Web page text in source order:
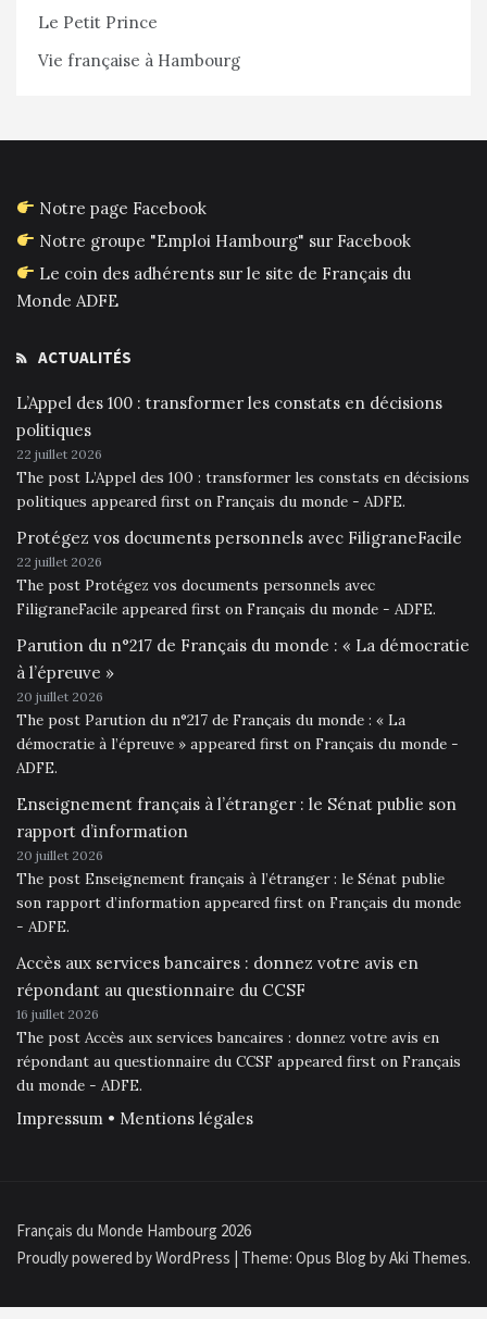
Le Petit Prince
Vie française à Hambourg
Notre page Facebook
Notre groupe "Emploi Hambourg" sur Facebook
Le coin des adhérents sur le site de Français du
Monde ADFE
ACTUALITÉS
L’Appel des 100 : transformer les constats en décisions
politiques
22 juillet 2026
The post L’Appel des 100 : transformer les constats en décisions
politiques appeared first on Français du monde - ADFE.
Protégez vos documents personnels avec FiligraneFacile
22 juillet 2026
The post Protégez vos documents personnels avec
FiligraneFacile appeared first on Français du monde - ADFE.
Parution du n°217 de Français du monde : « La démocratie
à l’épreuve »
20 juillet 2026
The post Parution du n°217 de Français du monde : « La
démocratie à l’épreuve » appeared first on Français du monde -
ADFE.
Enseignement français à l’étranger : le Sénat publie son
rapport d’information
20 juillet 2026
The post Enseignement français à l’étranger : le Sénat publie
son rapport d’information appeared first on Français du monde
- ADFE.
Accès aux services bancaires : donnez votre avis en
répondant au questionnaire du CCSF
16 juillet 2026
The post Accès aux services bancaires : donnez votre avis en
répondant au questionnaire du CCSF appeared first on Français
du monde - ADFE.
Impressum • Mentions légales
Français du Monde Hambourg 2026
Proudly powered by WordPress | Theme: Opus Blog byAki Themes.